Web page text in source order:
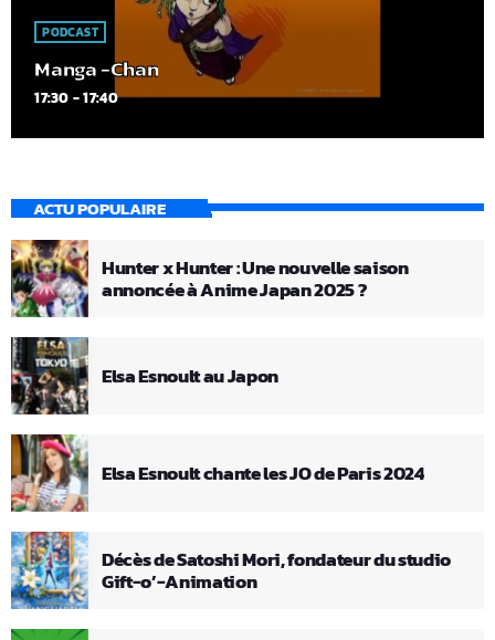
PODCAST
Manga -Chan
17:30 - 17:40
ACTU POPULAIRE
Hunter x Hunter : Une nouvelle saison
annoncée à Anime Japan 2025 ?
Elsa Esnoult au Japon
Elsa Esnoult chante les JO de Paris 2024
Décès de Satoshi Mori, fondateur du studio
Gift-o’-Animation